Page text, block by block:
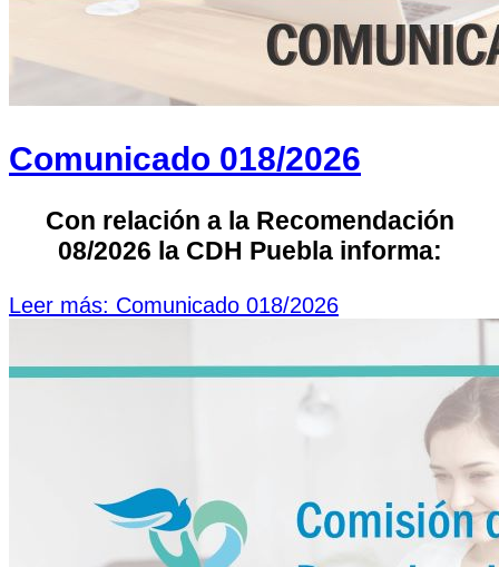
Comunicado 018/2026
Con relación a la Recomendación
08/2026 la CDH Puebla informa:
Leer más: Comunicado 018/2026